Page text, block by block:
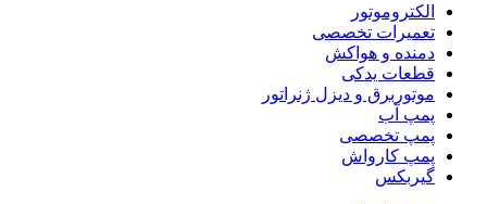
الکتروموتور
تعمیرات تخصصی
دمنده و هواکش
قطعات یدکی
موتوربرق و دیزل ژنراتور
پمپ آب
پمپ تخصصی
پمپ کارواش
گیربکس